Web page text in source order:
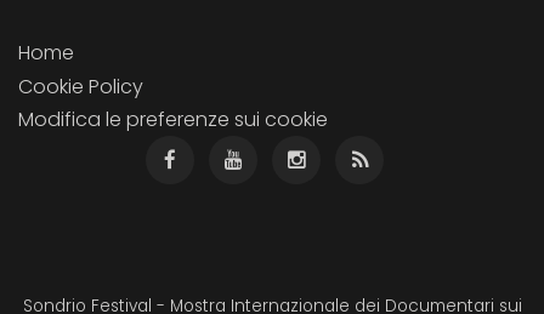
Home
Cookie Policy
Modifica le preferenze sui cookie
Sondrio Festival - Mostra Internazionale dei Documentari sui